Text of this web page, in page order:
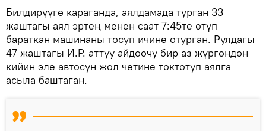
Билдирүүгө караганда, аялдамада турган 33
жаштагы аял эртең менен саат 7:45те өтүп
бараткан машинаны тосуп ичине отурган. Рулдагы
47 жаштагы И.Р. аттуу айдоочу бир аз жүргөндөн
кийин эле автосун жол четине токтотуп аялга
асыла баштаган.